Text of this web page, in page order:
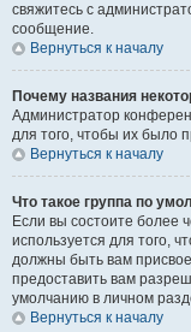
свяжитесь с
сообщение.
Вернуться к началу
Почему названия
Администратор
для того, чтобы их было
Вернуться к началу
Что такое группа по
Если вы состоите более
используется для того,
должны быть вам
предоставить вам
умолчанию в личном
Вернуться к началу